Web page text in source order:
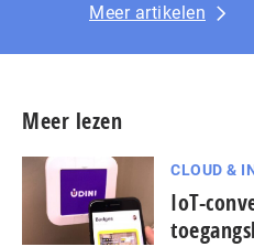
Meer artikelen
Meer lezen
CLOUD &
IoT-